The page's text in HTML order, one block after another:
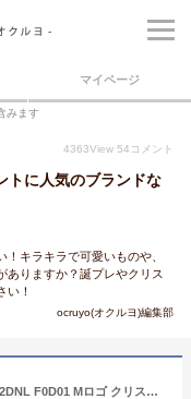
マイページ
みます
4363View 54 コメント
トに人気のブランドな
キラキラで可愛いものや、
ありますか？誕プレやクリス
い！
ocruyo(オクルヨ)編集部
ミュウミュウ MIUMIU ヘアピン 5JF090 2DNL F0D01 Mロゴ クリスタル プレックス ヘアクリップ タートス＋ゴールド レディース ヘアアクセサリー 髪留め PLEX CRYSTAL JEWELS